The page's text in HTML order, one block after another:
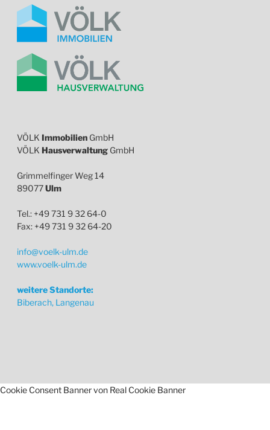
VÖLK Immobilien GmbH
VÖLK Hausverwaltung GmbH
Grimmelfinger Weg 14
89077Ulm
Tel.: +49 731 9 32 64-0
Fax: +49 731 9 32 64-20
info@voelk-ulm.de
www.voelk-ulm.de
weitere Standorte:
Biberach, Langenau
Cookie Consent Banner von Real Cookie Banner